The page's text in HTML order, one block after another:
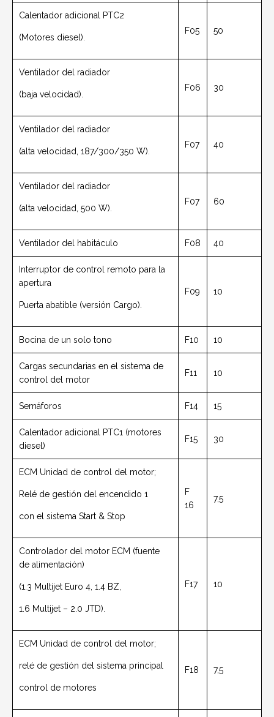
Calentador adicional PTC2
(Motores diesel).
F05 50
Ventilador del radiador
(baja velocidad).
F06 30
Ventilador del radiador
(alta velocidad, 187/300/350 W).
F07 40
Ventilador del radiador
(alta velocidad, 500 W).
F07 60
Ventilador del habitáculo F08 40
Interruptor de control remoto para la
apertura
Puerta abatible (versión Cargo).
F09 10
Bocina de un solo tono F10 10
Cargas secundarias en el sistema de
control del motor
F11 10
Semáforos F14 15
Calentador adicional PTC1 (motores
diesel)
F15 30
ECM Unidad de control del motor;
Relé de gestión del encendido 1
con el sistema Start & Stop
F
16
7,5
Controlador del motor ECM (fuente
de alimentación)
(1.3 Multijet Euro 4, 1.4 BZ,
1.6 Multijet – 2.0 JTD).
F17 10
ECM Unidad de control del motor;
relé de gestión del sistema principal
control de motores
F18 7,5